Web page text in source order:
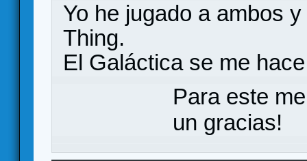
Yo he jugado a ambos
Thing.
El Galáctica se me
Para este
un gracias!